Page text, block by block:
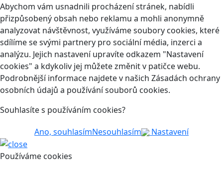
Abychom vám usnadnili procházení stránek, nabídli
přizpůsobený obsah nebo reklamu a mohli anonymně
analyzovat návštěvnost, využíváme soubory cookies, které
sdílíme se svými partnery pro sociální média, inzerci a
analýzu. Jejich nastavení upravíte odkazem "Nastavení
cookies" a kdykoliv jej můžete změnit v patičce webu.
Podrobnější informace najdete v našich Zásadách ochrany
osobních údajů a používání souborů cookies.
Souhlasíte s používáním cookies?
Ano, souhlasímNesouhlasím Nastavení
Používáme cookies